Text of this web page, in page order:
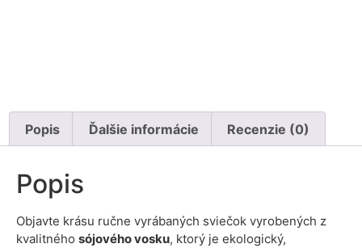
Popis Ďalšie informácie Recenzie (0)
Popis
Objavte krásu ručne vyrábaných sviečok vyrobených z
kvalitného sójového vosku, ktorý je ekologický,